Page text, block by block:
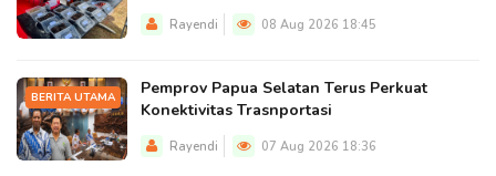
Rayendi 08 Aug 2026 18:45
BERITA UTAMA
Pemprov Papua Selatan Terus Perkuat
Konektivitas Trasnportasi
Rayendi 07 Aug 2026 18:36